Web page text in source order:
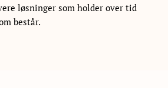
løsninger som holder over tid
består.